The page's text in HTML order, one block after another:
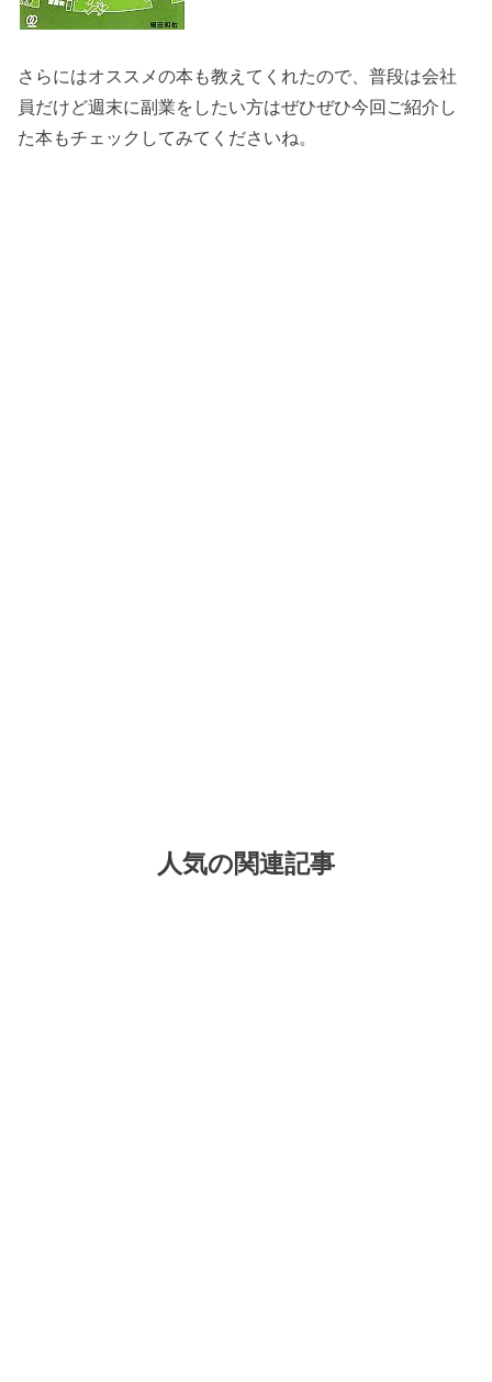
さらにはオススメの本も教えてくれたので、普段は会社
員だけど週末に副業をしたい方はぜひぜひ今回ご紹介し
た本もチェックしてみてくださいね。
人気の関連記事